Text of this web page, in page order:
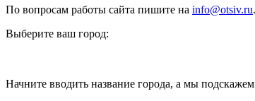
По вопросам работы сайта пишите на info@otsiv.ru.
Выберите ваш город:
Начните вводить название города, а мы подскажем